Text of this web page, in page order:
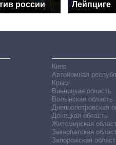
россии
Лейпциге
Киев
Автономная
Крым
Винницкая область
Волынская область
Днепропетровская
Донецкая область
Житомирская
Закарпатская
Запорожская